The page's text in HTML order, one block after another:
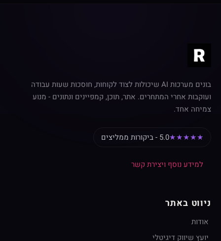
בונים מערכות AI שיכולות לצוד לקוחות, חוסכות שעות עבודה
ועוקבות אחרי המתחרים. אתר, תוכן, קמפיינים ונתונים - מנוע
צמיחה אחד.
★★★★★5.0 - ביקורות ממליצים
למידע נוסף ויצירת קשר
ניווט באתר
אודות
יועץ שיווק דיגיטלי